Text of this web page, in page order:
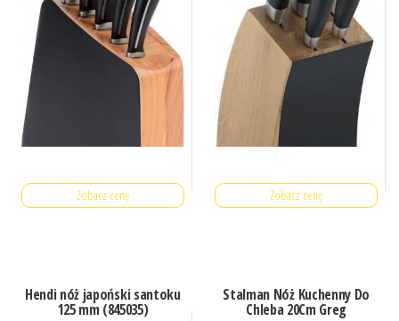
Zobacz cenę Zobacz cenę
Hendi nóż japoński santoku
125 mm (845035)
Stalman Nóż Kuchenny Do
Chleba 20Cm Greg